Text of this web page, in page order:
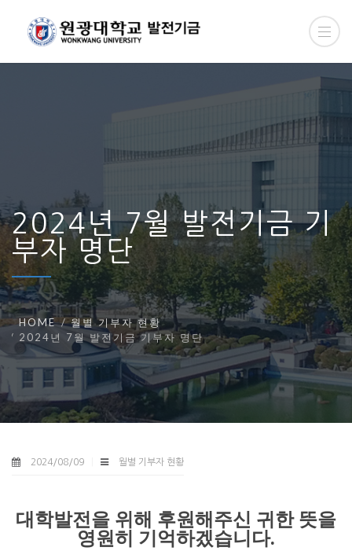
2024년 7월 발전기금 기
부자 명단
HOME
월별 기부자 현황
2024년 7월 발전기금 기부자 명단
2024/08/09 월별 기부자 현황
대학발전을 위해 후원해주신 귀한 뜻을
영원히 기억하겠습니다.